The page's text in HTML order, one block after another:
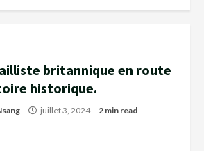
britannique en route
historique.
juillet 3, 2024 2 min read